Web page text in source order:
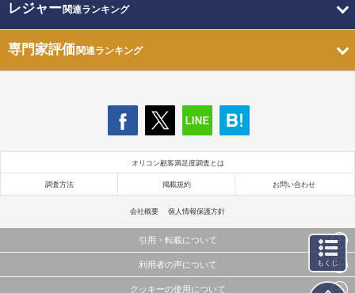
レジャー関連ランキング
専門家評価関連ランキング
オリコン顧客満足度調査とは
調査方法 掲載規約 お問い合わせ
会社概要 個人情報保護方針
引用・転載について
当サイトで公開されている情報（文字、写真、イラスト、画像データ等）及びこれらの配置・
利用者の声について
クッキーの使用について
もくじ